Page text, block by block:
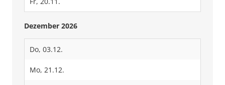
Dezember 2026
Do, 03.12.
Mo, 21.12.